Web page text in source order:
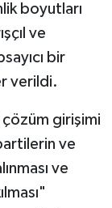
boyutları
ve
bir
verildi.
girişimi
ve
ve